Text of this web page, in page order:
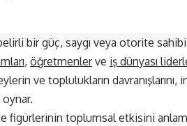
bir güç, saygı veya otorite
, öğretmenlerve iş dünyası
ve toplulukların davranışlarını,
figürlerinin toplumsal etkisini